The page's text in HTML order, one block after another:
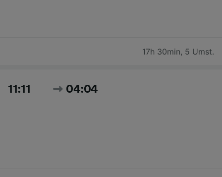
17h 30min, 5 Umst.
11:11 04:04